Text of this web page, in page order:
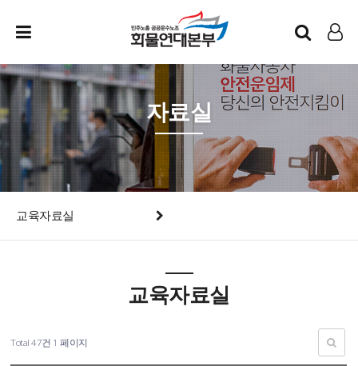
인트라넷
LOG IN
자료실
교육자료실
교육자료실
Total 47건 1 페이지